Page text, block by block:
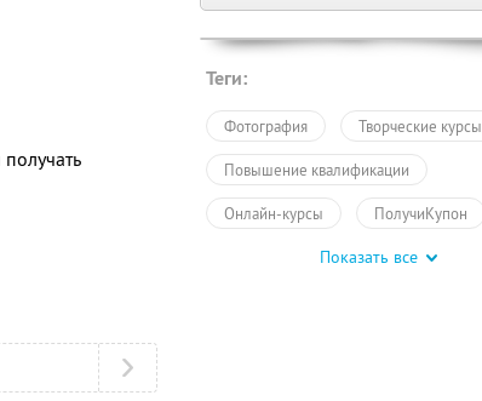
Теги:
Фотография Творческие курсы
Повышение квалификации
Онлайн-курсы ПолучиКупон
Обучение
Показать все